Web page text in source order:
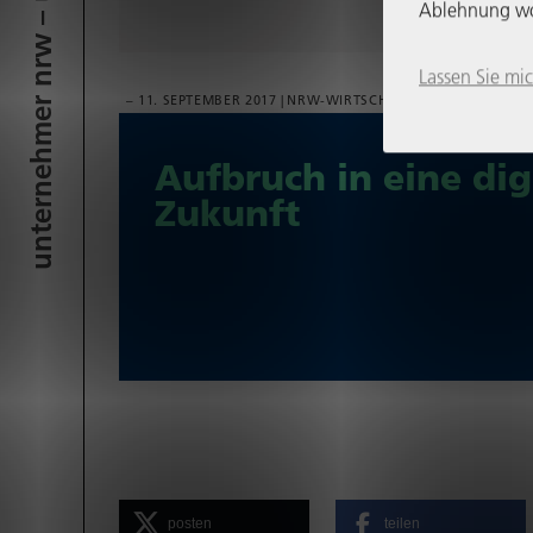
unter­neh­mer nrw – über uns 11. SEPTEMBER 2017 NRW-WIRT­SCHAFTS­BLOG
Aufbruch in eine
Zukunft
teilen
Ablehnung
Lassen Sie